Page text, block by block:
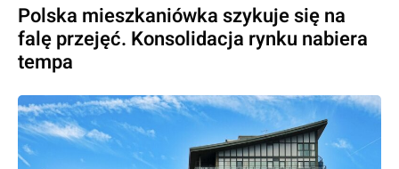
Polska mieszkaniówka szykuje się na
falę przejęć. Konsolidacja rynku nabiera
tempa